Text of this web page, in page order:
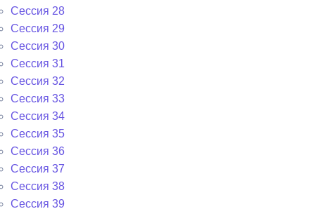
Сессия 28
Сессия 29
Сессия 30
Сессия 31
Сессия 32
Сессия 33
Сессия 34
Сессия 35
Сессия 36
Сессия 37
Сессия 38
Сессия 39